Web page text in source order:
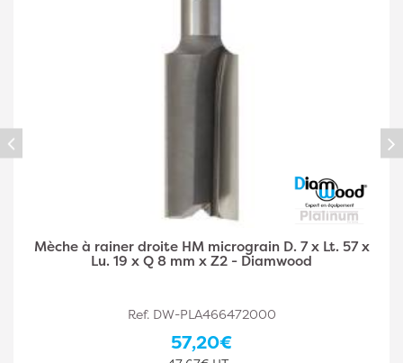
Mèche à rainer droite HM micrograin D. 7 x Lt. 57 x
Lu. 19 x Q 8 mm x Z2 - Diamwood
Ref. DW-PLA466472000
57,20€